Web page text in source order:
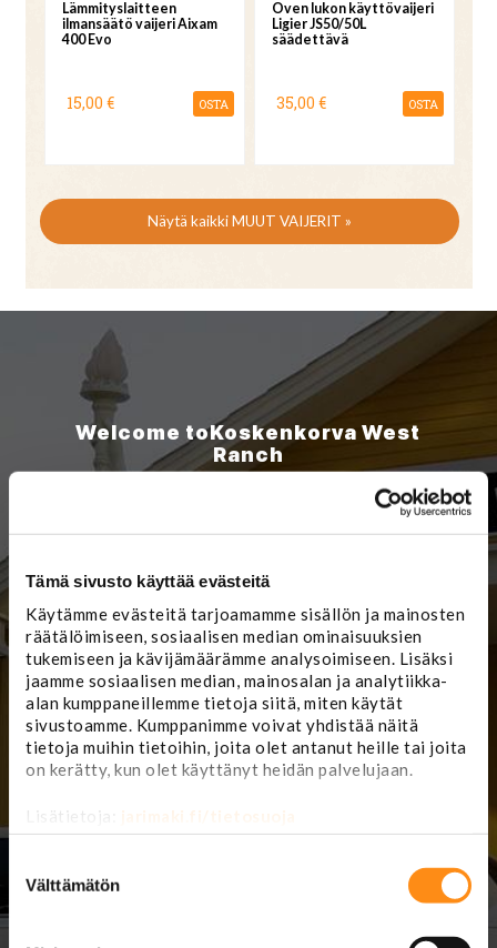
Tämä sivusto käyttää evästeitä
Käytämme evästeitä tarjoamamme sisällön ja mainosten
räätälöimiseen, sosiaalisen median ominaisuuksien
tukemiseen ja kävijämäärämme analysoimiseen. Lisäksi
jaamme sosiaalisen median, mainosalan ja analytiikka-
alan kumppaneillemme tietoja siitä, miten käytät
sivustoamme. Kumppanimme voivat yhdistää näitä
tietoja muihin tietoihin, joita olet antanut heille tai joita
on kerätty, kun olet käyttänyt heidän palvelujaan.
Lisätietoja: jarimaki.fi/tietosuoja
valinta
Välttämätön
Lämmityslaitteen
ilmansäätö vaijeri Aixam
400 Evo
15,00 € OSTA
Oven lukon käyttövaijeri
Ligier JS50/50L
säädettävä
35,00 € OSTA
Näytä kaikki MUUT VAIJERIT »
Welcome toKoskenkorvaWest
Ranch
and cowgirls
TILAA UUTISKIRJE ›